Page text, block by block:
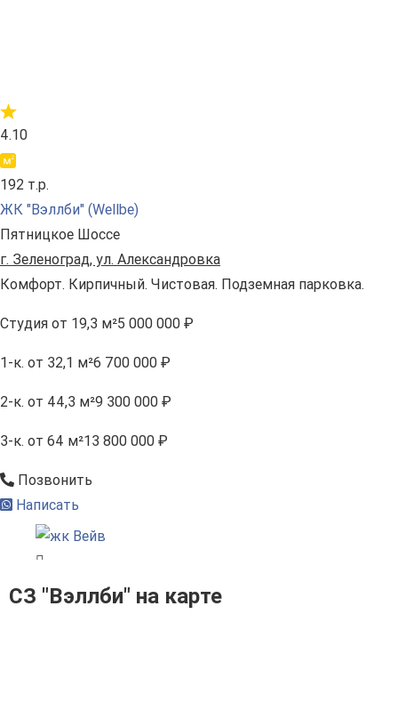
4.10
192 т.р.
ЖК "Вэллби" (Wellbe)
Пятницкое Шоссе
г. Зеленоград, ул. Александровка
Комфорт. Кирпичный. Чистовая. Подземная парковка.
Студия от 19,3 м²5 000 000 ₽
1-к. от 32,1 м²6 700 000 ₽
2-к. от 44,3 м²9 300 000 ₽
3-к. от 64 м²13 800 000 ₽
Позвонить
Написать
СЗ "Вэллби" на карте